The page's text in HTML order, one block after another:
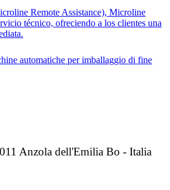
Remote Assistance), Microline
técnico, ofreciendo a los clientes una
Anzola dell'Emilia Bo - Italia